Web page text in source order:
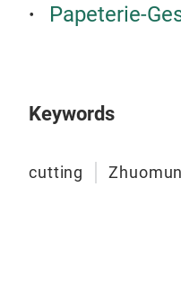
Papeterie-
Keywords
cutting